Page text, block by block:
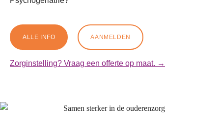
ALLE INFO AANMELDEN
Zorginstelling? Vraag een offerte op maat. →